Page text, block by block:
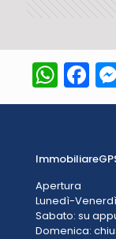
Apertura
Lunedì-
Sabato: su
Domenica: